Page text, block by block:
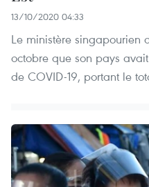
13/10/2020 04:33
Le ministère singapourien
octobre que son pays
de COVID-19, portant le